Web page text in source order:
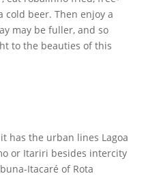
cold beer. Then enjoy a
may be fuller, and so
to the beauties of this
has the urban lines Lagoa
or Itariri besides intercity
Itacaré of Rota